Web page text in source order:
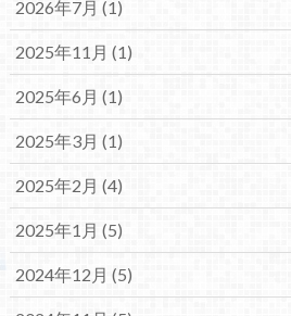
2026年7月 (1)
2025年11月 (1)
2025年6月 (1)
2025年3月 (1)
2025年2月 (4)
2025年1月 (5)
2024年12月 (5)